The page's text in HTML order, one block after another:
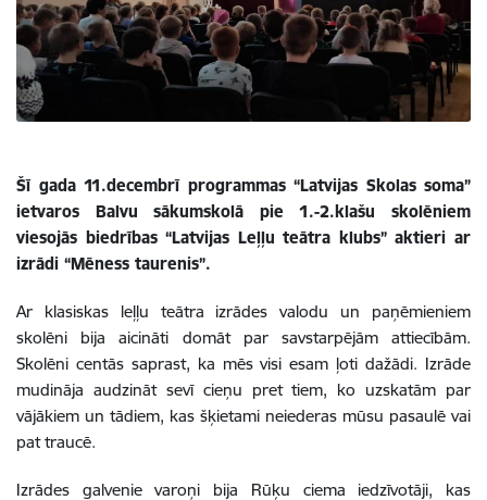
Šī gada 11.decembrī programmas “Latvijas Skolas soma”
ietvaros Balvu sākumskolā pie 1.-2.klašu skolēniem
viesojās biedrības “Latvijas Leļļu teātra klubs” aktieri ar
izrādi “Mēness taurenis”.
Ar klasiskas leļļu teātra izrādes valodu un paņēmieniem
skolēni bija aicināti domāt par savstarpējām attiecībām.
Skolēni centās saprast, ka mēs visi esam ļoti dažādi. Izrāde
mudināja audzināt sevī cieņu pret tiem, ko uzskatām par
vājākiem un tādiem, kas šķietami neiederas mūsu pasaulē vai
pat traucē.
Izrādes galvenie varoņi bija Rūķu ciema iedzīvotāji, kas